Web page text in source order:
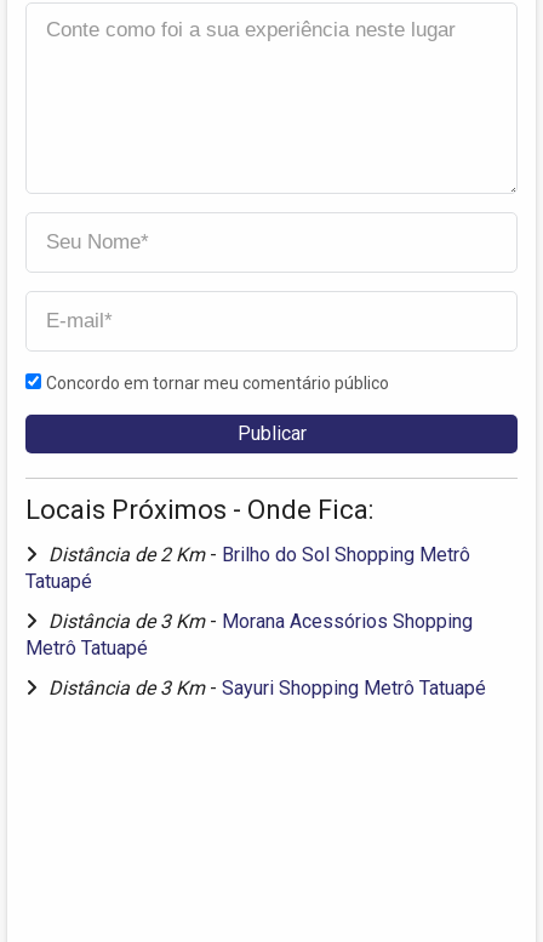
Concordo em tornar meu comentário público
Locais Próximos - Onde Fica:
Distância de 2 Km - Brilho do Sol Shopping Metrô
Tatuapé
Distância de 3 Km - Morana Acessórios Shopping
Metrô Tatuapé
Distância de 3 Km - Sayuri Shopping Metrô Tatuapé